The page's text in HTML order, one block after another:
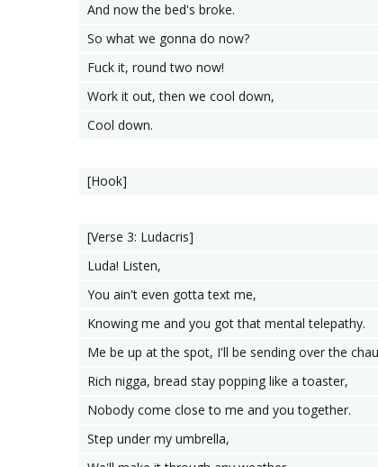
And now the bed's broke.
So what we gonna do now?
Fuck it, round two now!
Work it out, then we cool down,
Cool down.
[Hook]
[Verse 3: Ludacris]
Luda! Listen,
You ain't even gotta text me,
Knowing me and you got that mental telepathy.
Me be up at the spot, I'll be sending over the
Rich nigga, bread stay popping like a toaster,
Nobody come close to me and you together.
Step under my umbrella,